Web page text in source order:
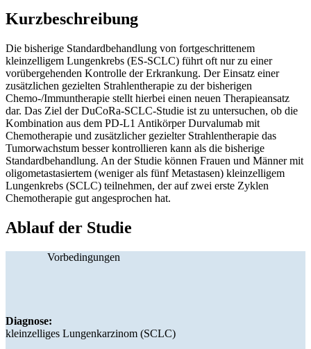
Kurzbeschreibung
Die bisherige Standardbehandlung von fortgeschrittenem
kleinzelligem Lungenkrebs (ES-SCLC) führt oft nur zu einer
vorübergehenden Kontrolle der Erkrankung. Der Einsatz einer
zusätzlichen gezielten Strahlentherapie zu der bisherigen
Chemo-/Immuntherapie stellt hierbei einen neuen Therapieansatz
dar. Das Ziel der DuCoRa-SCLC-Studie ist zu untersuchen, ob die
Kombination aus dem PD-L1 Antikörper Durvalumab mit
Chemotherapie und zusätzlicher gezielter Strahlentherapie das
Tumorwachstum besser kontrollieren kann als die bisherige
Standardbehandlung. An der Studie können Frauen und Männer mit
oligometastasiertem (weniger als fünf Metastasen) kleinzelligem
Lungenkrebs (SCLC) teilnehmen, der auf zwei erste Zyklen
Chemotherapie gut angesprochen hat.
Ablauf der Studie
Vorbedingungen
Diagnose:
kleinzelliges Lungenkarzinom (SCLC)